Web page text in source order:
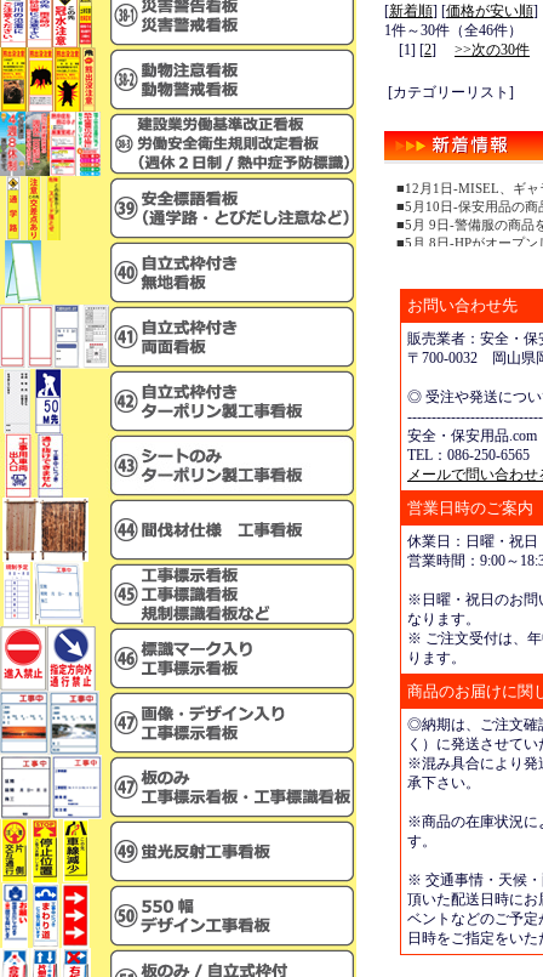
[新着順] [価格が安い順]
1件～30件（全46件）
[1] [2] >>次の30件
[カテゴリーリスト]
■12月1日-MISEL、ギ
■5月10日-保安用品の商
■5月 9日-警備服の商品
■5月 8日-HPがオープン
お問い合わせ先
販売業者：安全・保
〒700-0032 岡山県
◎ 受注や発送につ
安全・保安用品.com
TEL：086-250-6565
メールで問い合わせ
営業日時のご案内
休業日：日曜・祝日
営業時間：9:00～
※日曜・祝日のお問
なります。
※ ご注文受付は、
ります。
商品のお届けに関
◎納期は、ご注文確
く）に発送させて
※混み具合により発
承下さい。
※商品の在庫状況に
す。
※ 交通事情・天候
頂いた配送日時に
ベントなどのご予
日時をご指定をい